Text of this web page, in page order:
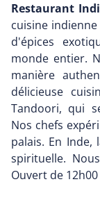
Restaurant
cuisine
d'épices
monde entier.
manière
délicieuse
Tandoori, qui
Nos chefs
palais. En
spirituelle.
Ouvert de